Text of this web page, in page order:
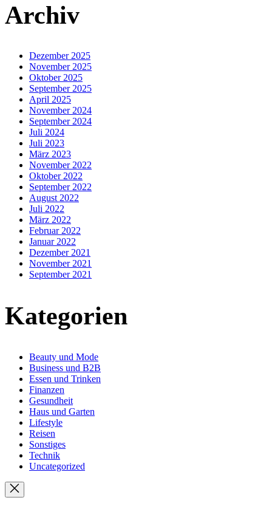
Archiv
Dezember 2025
November 2025
Oktober 2025
September 2025
April 2025
November 2024
September 2024
Juli 2024
Juli 2023
März 2023
November 2022
Oktober 2022
September 2022
August 2022
Juli 2022
März 2022
Februar 2022
Januar 2022
Dezember 2021
November 2021
September 2021
Kategorien
Beauty und Mode
Business und B2B
Essen und Trinken
Finanzen
Gesundheit
Haus und Garten
Lifestyle
Reisen
Sonstiges
Technik
Uncategorized